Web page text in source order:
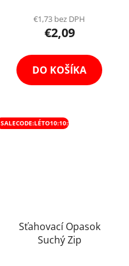
€1,73 bez DPH
€2,09
DO KOŠÍKA
SALECODE:LÉTO10:10:%
Sťahovací Opasok
Suchý Zip